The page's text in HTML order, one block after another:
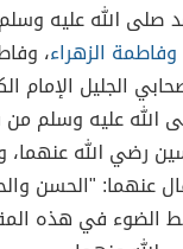
صلى الله عليه وسلم
وفاطمة الزهراء،
الجليل الإمام
الله عليه وسلم
رضي الله عنهما،
عنهما: "الحسن
الضوء في هذه